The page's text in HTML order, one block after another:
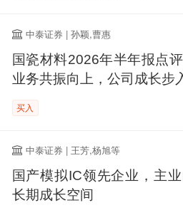
中泰证券 | 孙颖,曹惠
国瓷材料2026年半年报点
业务共振向上，公司成长步
买入
中泰证券 | 王芳,杨旭等
国产模拟IC领先企业，主
长期成长空间